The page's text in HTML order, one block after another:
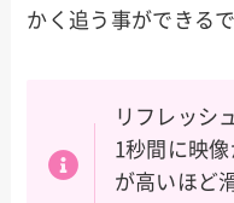
かく追う事ができるで
リフレッシ
1秒間に映
が高いほど